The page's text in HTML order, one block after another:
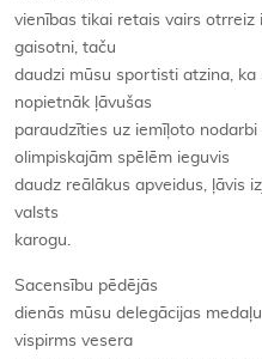
vienības tikai retais vairs otrreiz
gaisotni, taču
daudzi mūsu sportisti atzina, ka
nopietnāk ļāvušas
paraudzīties uz iemīļoto
olimpiskajām spēlēm ieguvis
daudz reālākus apveidus, ļāvis
valsts
karogu.
Sacensību pēdējās
dienās mūsu delegācijas
vispirms vesera